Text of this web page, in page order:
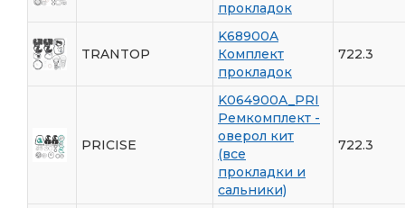
прокладок
TRANTOP
K68900A
Комплект
прокладок
722.3
PRICISE
K064900A_PRI
Ремкомплект -
оверол кит
(все
прокладки и
сальники)
722.3